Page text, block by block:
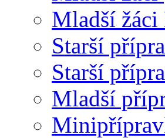
Mladší
Starší
Starší
Mladší